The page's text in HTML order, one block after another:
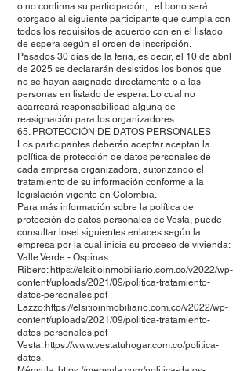
o no confirma su participación, el bono será
otorgado al siguiente participante que cumpla con
todos los requisitos de acuerdo con en el listado
de espera según el orden de inscripción.
Pasados 30 días de la feria, es decir, el 10 de abril
de 2025 se declararán desistidos los bonos que
no se hayan asignado directamente o a las
personas en listado de espera. Lo cual no
acarreará responsabilidad alguna de
reasignación para los organizadores.
65. PROTECCIÓN DE DATOS PERSONALES
Los participantes deberán aceptar aceptan la
política de protección de datos personales de
cada empresa organizadora, autorizando el
tratamiento de su información conforme a la
legislación vigente en Colombia.
Para más información sobre la política de
protección de datos personales de Vesta, puede
consultar losel siguientes enlaces según la
empresa por la cual inicia su proceso de vivienda:
Valle Verde - Ospinas:
Ribero: https://elsitioinmobiliario.com.co/v2022/wp-
content/uploads/2021/09/politica-tratamiento-
datos-personales.pdf
Lazzo:https://elsitioinmobiliario.com.co/v2022/wp-
content/uploads/2021/09/politica-tratamiento-
datos-personales.pdf
Vesta: https://www.vestatuhogar.com.co/politica-
datos.